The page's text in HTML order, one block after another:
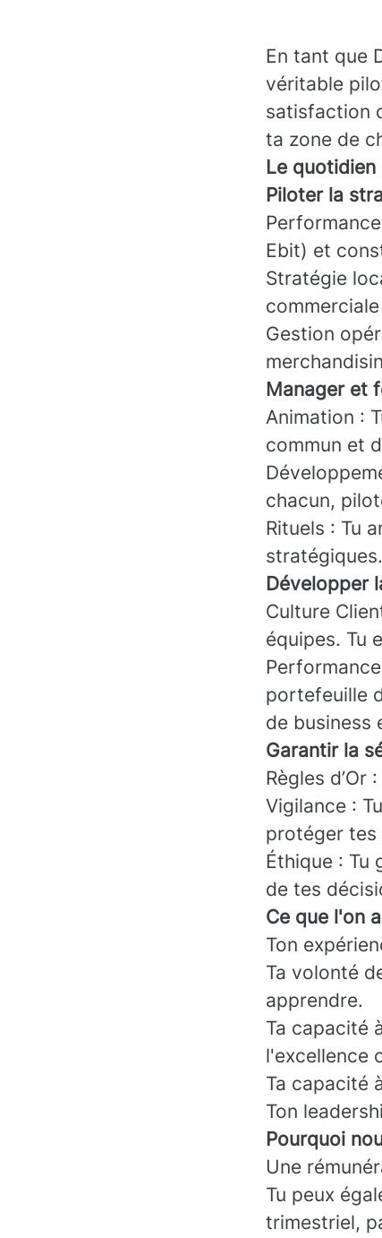
En tant que
véritable
satisfaction
ta zone de
Le
Piloter la
Ebit) et
Stratégie
Gestion
Manager et
Animation :
commun et
chacun,
Rituels : Tu
Développer
Culture
équipes. Tu
portefeuille
de business
Garantir la
Règles
Vigilance :
protéger tes
Éthique : Tu
de tes
Ce que l'on
Ton
Ta volonté
apprendre.
Ta capacité
l'excellence
Ta capacité
Ton
Pourquoi
Une
Tu peux
trimestriel,